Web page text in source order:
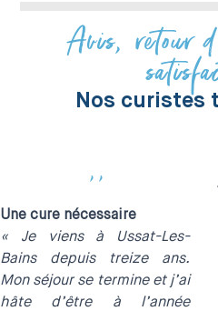
Avis, retour
Nos curistes
''
Une cure nécessaire
« Je viens à Ussat-Les-
Bains depuis treize ans.
Mon séjour se termine et j’ai
hâte d’être à l’année